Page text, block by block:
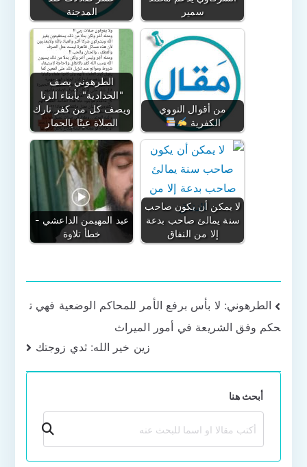
المدجنة
سمير
الطرهوني يصف
"الحدادية" بأبناء الزنا
ويصف كل من كفر تارك
الصلاة عينًا بالحمار
من أقوال النووي
الكفرية
عبد المهيمن الداعشي -
خطأ تلاوة
لا يمكن أن يكون صاحب
سنة يمالئ صاحب بدعة
إلا من النفاق
تصفّح
المقالات
الطرهوني: لا بأس برفع الأمر للمحاكم الوضعية فهي ت
حكم وفق الشريعة في أمور الميراث
زين خير الله: ثدي زوجتك
أبحث هنا
بحث